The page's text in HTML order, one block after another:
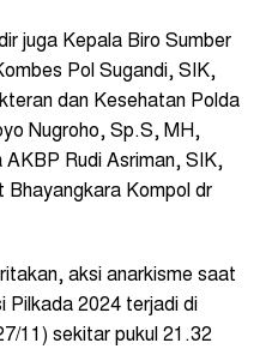
juga Kepala Biro Sumber
Pol Sugandi, SIK,
dan Kesehatan Polda
Nugroho, Sp.S, MH,
Rudi Asriman, SIK,
Bhayangkara Kompol dr
aksi anarkisme saat
Pilkada 2024 terjadi di
11) sekitar pukul 21.32